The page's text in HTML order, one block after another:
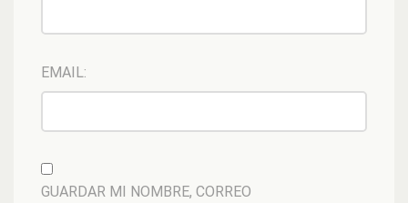
EMAIL:
GUARDAR MI NOMBRE, CORREO